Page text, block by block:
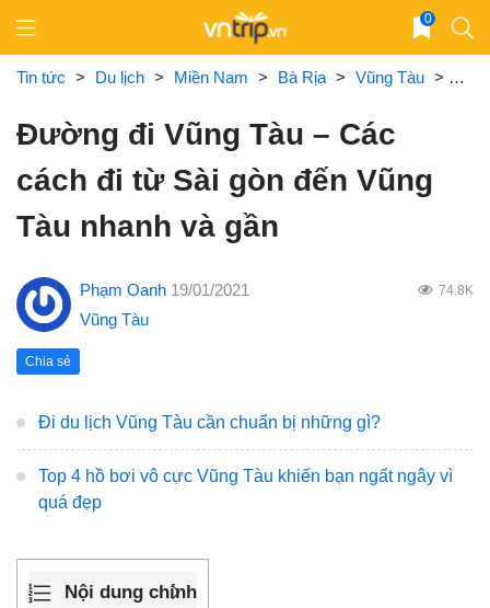
content
0
Tin tức > Du lịch > Miền Nam > Bà Rịa > Vũng Tàu >
Đường đi Vũng Tàu – Các
cách đi từ Sài gòn đến Vũng
Tàu nhanh và gần
Phạm Oanh 19/01/2021 74.8K
Vũng Tàu
Chia sẻ
Đi du lịch Vũng Tàu cần chuẩn bị những gì?
Top 4 hồ bơi vô cực Vũng Tàu khiến bạn ngất ngây vì
quá đẹp
Nội dung chính